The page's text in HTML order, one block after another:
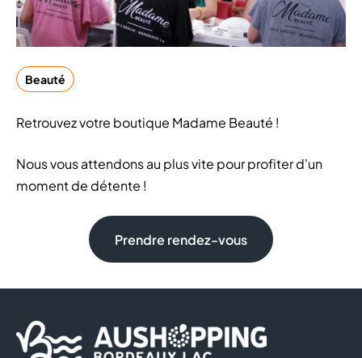
Beauté
Retrouvez votre boutique Madame Beauté !
Nous vous attendons au plus vite pour profiter d'un
moment de détente !
Prendre rendez-vous